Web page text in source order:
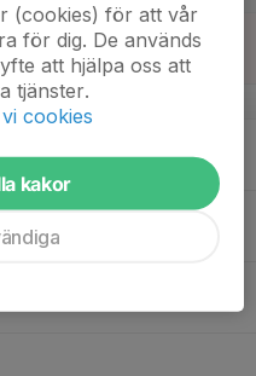
(cookies) för att vår
för dig. De används
att hjälpa oss att
tjänster.
cookies
kakor